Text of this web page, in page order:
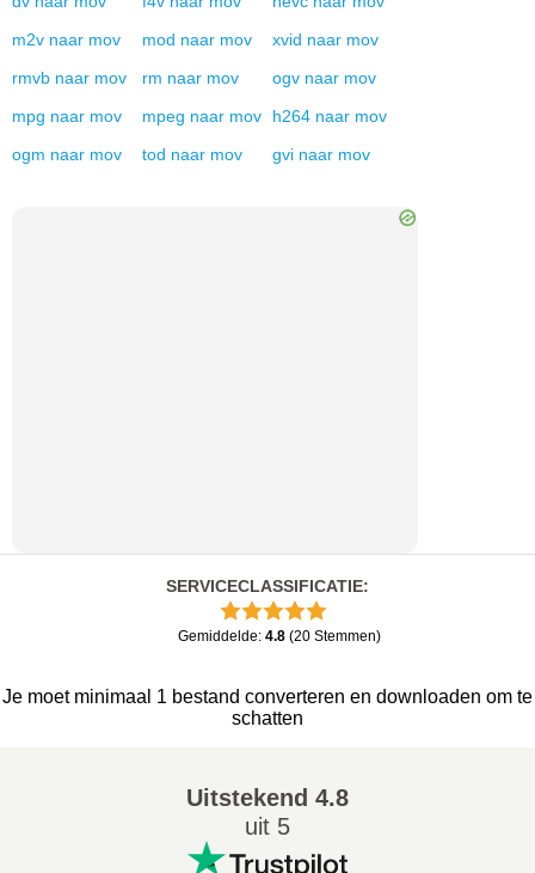
m2v naar mov mod naar mov xvid naar mov
rmvb naar mov rm naar mov ogv naar mov
mpg naar mov mpeg naar mov h264 naar mov
ogm naar mov tod naar mov gvi naar mov
SERVICECLASSIFICATIE:
Gemiddelde: 4.8 (20 Stemmen)
Je moet minimaal 1 bestand converteren en downloaden om te
schatten
Uitstekend 4.8
uit 5